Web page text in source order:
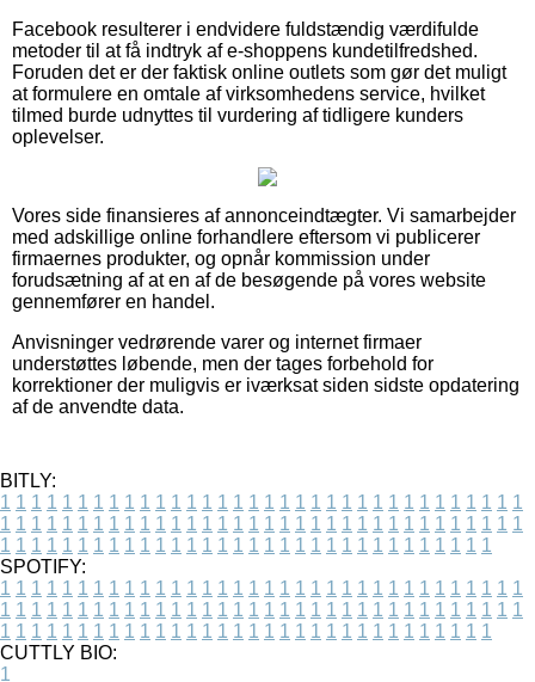
Facebook resulterer i endvidere fuldstændig værdifulde
metoder til at få indtryk af e-shoppens kundetilfredshed.
Foruden det er der faktisk online outlets som gør det muligt
at formulere en omtale af virksomhedens service, hvilket
tilmed burde udnyttes til vurdering af tidligere kunders
oplevelser.
Vores side finansieres af annonceindtægter. Vi samarbejder
med adskillige online forhandlere eftersom vi publicerer
firmaernes produkter, og opnår kommission under
forudsætning af at en af de besøgende på vores website
gennemfører en handel.
Anvisninger vedrørende varer og internet firmaer
understøttes løbende, men der tages forbehold for
korrektioner der muligvis er iværksat siden sidste opdatering
af de anvendte data.
BITLY:
1 1 1 1 1 1 1 1 1 1 1 1 1 1 1 1 1 1 1 1 1 1 1 1 1 1 1 1 1 1 1 1 1 1
1 1 1 1 1 1 1 1 1 1 1 1 1 1 1 1 1 1 1 1 1 1 1 1 1 1 1 1 1 1 1 1 1 1
1 1 1 1 1 1 1 1 1 1 1 1 1 1 1 1 1 1 1 1 1 1 1 1 1 1 1 1 1 1 1 1
SPOTIFY:
1 1 1 1 1 1 1 1 1 1 1 1 1 1 1 1 1 1 1 1 1 1 1 1 1 1 1 1 1 1 1 1 1 1
1 1 1 1 1 1 1 1 1 1 1 1 1 1 1 1 1 1 1 1 1 1 1 1 1 1 1 1 1 1 1 1 1 1
1 1 1 1 1 1 1 1 1 1 1 1 1 1 1 1 1 1 1 1 1 1 1 1 1 1 1 1 1 1 1 1
CUTTLY BIO:
1